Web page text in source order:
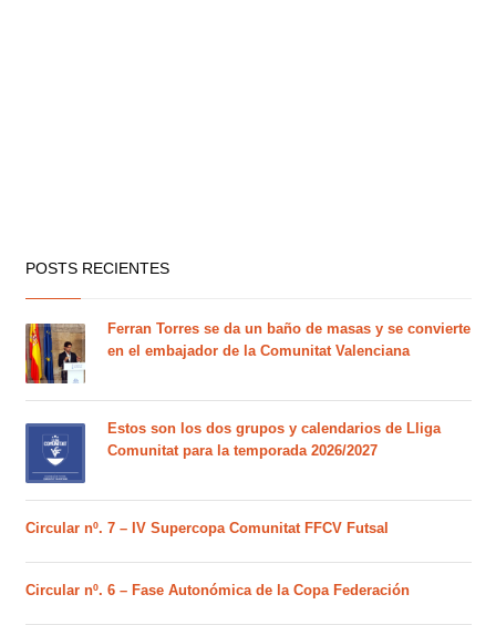
POSTS RECIENTES
Ferran Torres se da un baño de masas y se convierte
en el embajador de la Comunitat Valenciana
Estos son los dos grupos y calendarios de Lliga
Comunitat para la temporada 2026/2027
Circular nº. 7 – IV Supercopa Comunitat FFCV Futsal
Circular nº. 6 – Fase Autonómica de la Copa Federación